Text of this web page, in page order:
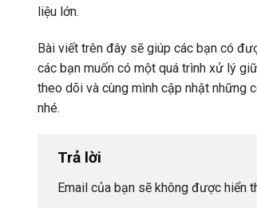
liệu lớn.
Bài viết trên đây sẽ giúp các bạn có
các bạn muốn có một quá trình xử lý
theo dõi và cùng mình cập nhật những
nhé.
Trả lời
Email của bạn sẽ không được hiển